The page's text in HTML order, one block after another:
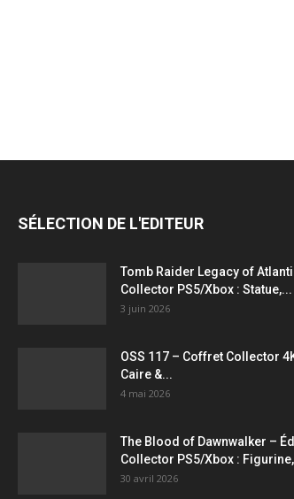
SÉLECTION DE L'EDITEUR
Tomb Raider Legacy of
Collector PS5/Xbox : Statue,...
3 juin 2026
OSS 117 – Coffret Collector
Caire &...
4 mai 2026
The Blood of Dawnwalker –
Collector PS5/Xbox :
30 avril 2026